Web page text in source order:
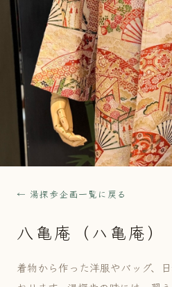
← 湯探歩企画一覧に戻る
八亀庵（ハ亀庵）
着物から作った洋服やバッグ、